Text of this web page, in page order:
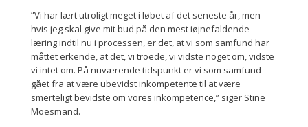
”Vi har lært utroligt meget i løbet af det seneste år, men
hvis jeg skal give mit bud på den mest iøjnefaldende
læring indtil nu i processen, er det, at vi som samfund har
måttet erkende, at det, vi troede, vi vidste noget om, vidste
vi intet om. På nuværende tidspunkt er vi som samfund
gået fra at være ubevidst inkompetente til at være
smerteligt bevidste om vores inkompetence,” siger Stine
Moesmand.